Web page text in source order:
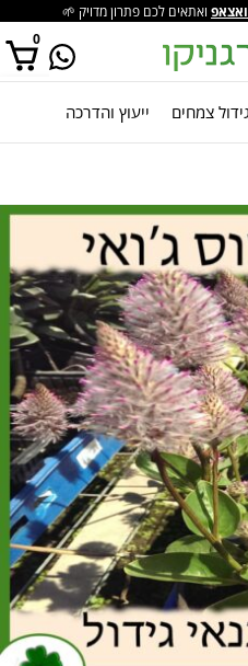
ואתאים לכם פתרון מדויק 🌱
0
אין מוצרים בסל הקניות.גידול צמחים ייעוץ והדרכה